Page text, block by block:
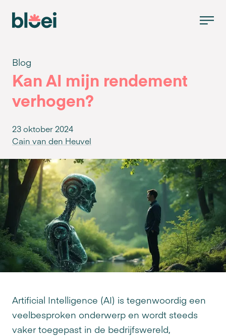
Blog
Kan AI mijn rendement
verhogen?
Cain van den Heuvel
23 oktober 2024
Artificial Intelligence (AI) is tegenwoordig een
veelbesproken onderwerp en wordt steeds
vaker toegepast in de bedrijfswereld,